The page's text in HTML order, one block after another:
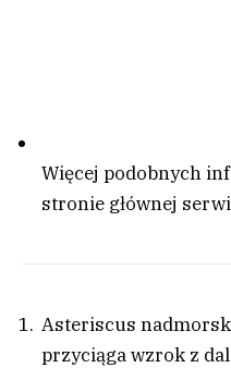
Więcej podobnych
stronie głównej
Asteriscus
przyciąga wzrok z